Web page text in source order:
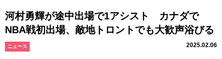
河村勇輝が途中出場で1アシスト カナダで
NBA戦初出場、敵地トロントでも大歓声浴びる
ニュース 2025.02.06